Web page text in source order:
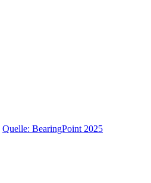
Quelle: BearingPoint 2025